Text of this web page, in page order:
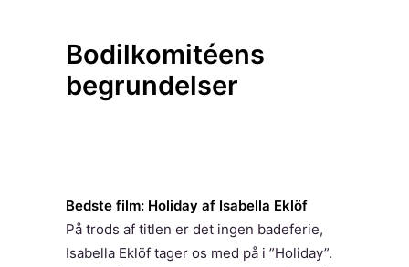
Bodilkomitéens
begrundelser
Bedste film: Holiday af Isabella Eklöf
På trods af titlen er det ingen badeferie,
Isabella Eklöf tager os med på i ”Holiday”.